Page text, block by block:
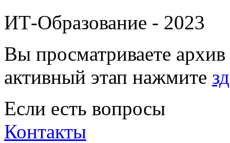
ИТ-Образование - 2023
Вы просматриваете
активный этап нажмите
Если есть вопросы
Контакты